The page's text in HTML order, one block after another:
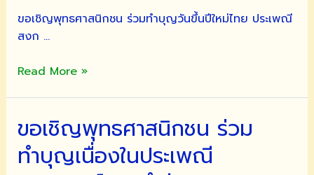
ประจำ
ปี
ขอเชิญพุทธศาสนิกชน ร่วมทำบุญวันขึ้นปีใหม่ไทย ประเพณี
สงก …
สวัสดี
สงกรานต์
ไทย
ร่มรื่น
Read More »
ขอเชิญพุทธศาสนิกชน ร่วม
ทำบุญเนื่องในประเพณี